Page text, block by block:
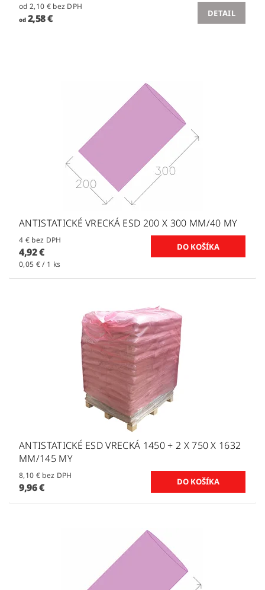
od 2,10 € bez DPH
od2,58 € DETAIL
ANTISTATICKÉ VRECKÁ ESD 200 X 300 MM/40 MY
4 € bez DPH
4,92 €
0,05 € / 1 ks
ANTISTATICKÉ ESD VRECKÁ 1450 + 2 X 750 X 1632
MM/145 MY
8,10 € bez DPH
9,96 €